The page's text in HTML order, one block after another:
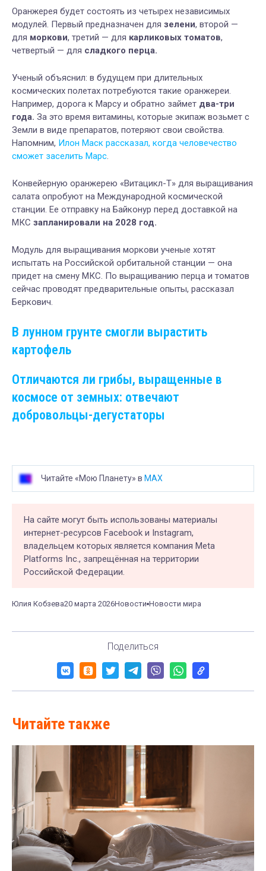
Оранжерея будет состоять из четырех независимых
модулей. Первый предназначен для зелени, второй —
для моркови, третий — для карликовых томатов,
четвертый — для сладкого перца.
Ученый объяснил: в будущем при длительных
космических полетах потребуются такие оранжереи.
Например, дорога к Марсу и обратно займет два-три
года. За это время витамины, которые экипаж возьмет с
Земли в виде препаратов, потеряют свои свойства.
Напомним, Илон Маск рассказал, когда человечество
сможет заселить Марс.
Конвейерную оранжерею «Витацикл-Т» для выращивания
салата опробуют на Международной космической
станции. Ее отправку на Байконур перед доставкой на
МКС запланировали на 2028 год.
Модуль для выращивания моркови ученые хотят
испытать на Российской орбитальной станции — она
придет на смену МКС. По выращиванию перца и томатов
сейчас проводят предварительные опыты, рассказал
Беркович.
В лунном грунте смогли вырастить
картофель
Отличаются ли грибы, выращенные в
космосе от земных: отвечают
добровольцы-дегустаторы
Читайте «Мою Планету» в MAX
На сайте могут быть использованы материалы
интернет-ресурсов Facebook и Instagram,
владельцем которых является компания Meta
Platforms Inc., запрещённая на территории
Российской Федерации.
Юлия Кобзева20 марта 2026Новости Новости мира
Поделиться
Читайте также